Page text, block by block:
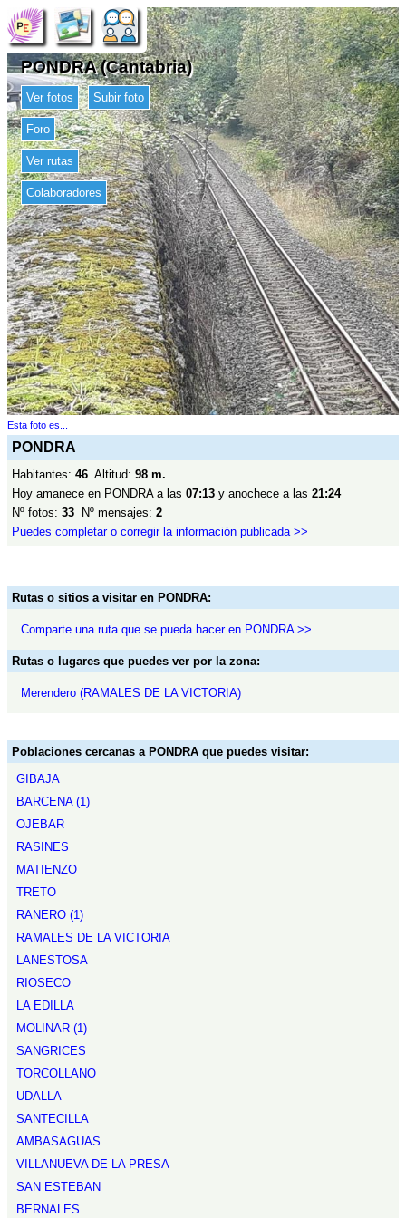
PONDRA (Cantabria)
Ver fotos Subir foto
Foro
Ver rutas
Colaboradores
Esta foto es...
PONDRA
Habitantes: 46 Altitud: 98 m.
Hoy amanece en PONDRA a las 07:13 y anochece a las 21:24
Nº fotos: 33 Nº mensajes: 2
Puedes completar o corregir la información publicada >>
Rutas o sitios a visitar en PONDRA:
Comparte una ruta que se pueda hacer en PONDRA >>
Rutas o lugares que puedes ver por la zona:
Merendero (RAMALES DE LA VICTORIA)
Poblaciones cercanas a PONDRA que puedes visitar:
GIBAJA
BARCENA (1)
OJEBAR
RASINES
MATIENZO
TRETO
RANERO (1)
RAMALES DE LA VICTORIA
LANESTOSA
RIOSECO
LA EDILLA
MOLINAR (1)
SANGRICES
TORCOLLANO
UDALLA
SANTECILLA
AMBASAGUAS
VILLANUEVA DE LA PRESA
SAN ESTEBAN
BERNALES